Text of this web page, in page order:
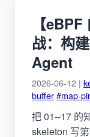
【
战：构
Agent
2026-06-12 |
buffer#map-
把 01--17 的
skeleton 写